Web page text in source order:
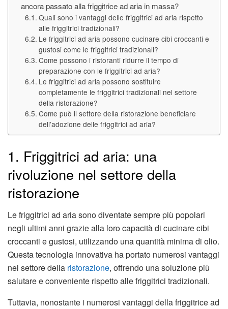
ancora passato alla friggitrice ad aria in massa?
Quali sono i vantaggi delle friggitrici ad aria rispetto
alle friggitrici tradizionali?
Le friggitrici ad aria possono cucinare cibi croccanti e
gustosi come le friggitrici tradizionali?
Come possono i ristoranti ridurre il tempo di
preparazione con le friggitrici ad aria?
Le friggitrici ad aria possono sostituire
completamente le friggitrici tradizionali nel settore
della ristorazione?
Come può il settore della ristorazione beneficiare
dell’adozione delle friggitrici ad aria?
1. Friggitrici ad aria: una
rivoluzione nel settore della
ristorazione
Le friggitrici ad aria sono diventate sempre più popolari
negli ultimi anni grazie alla loro capacità di cucinare cibi
croccanti e gustosi, utilizzando una quantità minima di olio.
Questa tecnologia innovativa ha portato numerosi vantaggi
nel settore della ristorazione, offrendo una soluzione più
salutare e conveniente rispetto alle friggitrici tradizionali.
Tuttavia, nonostante i numerosi vantaggi della friggitrice ad